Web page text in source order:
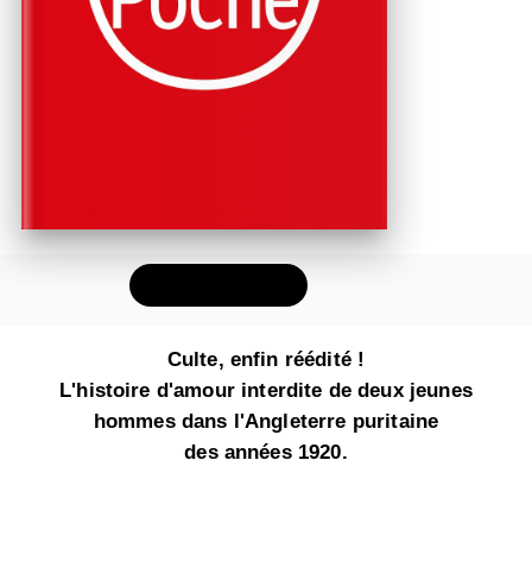
Culte, enfin réédité !
L'histoire d'amour interdite de deux jeunes
hommes dans l'Angleterre puritaine
des années 1920.